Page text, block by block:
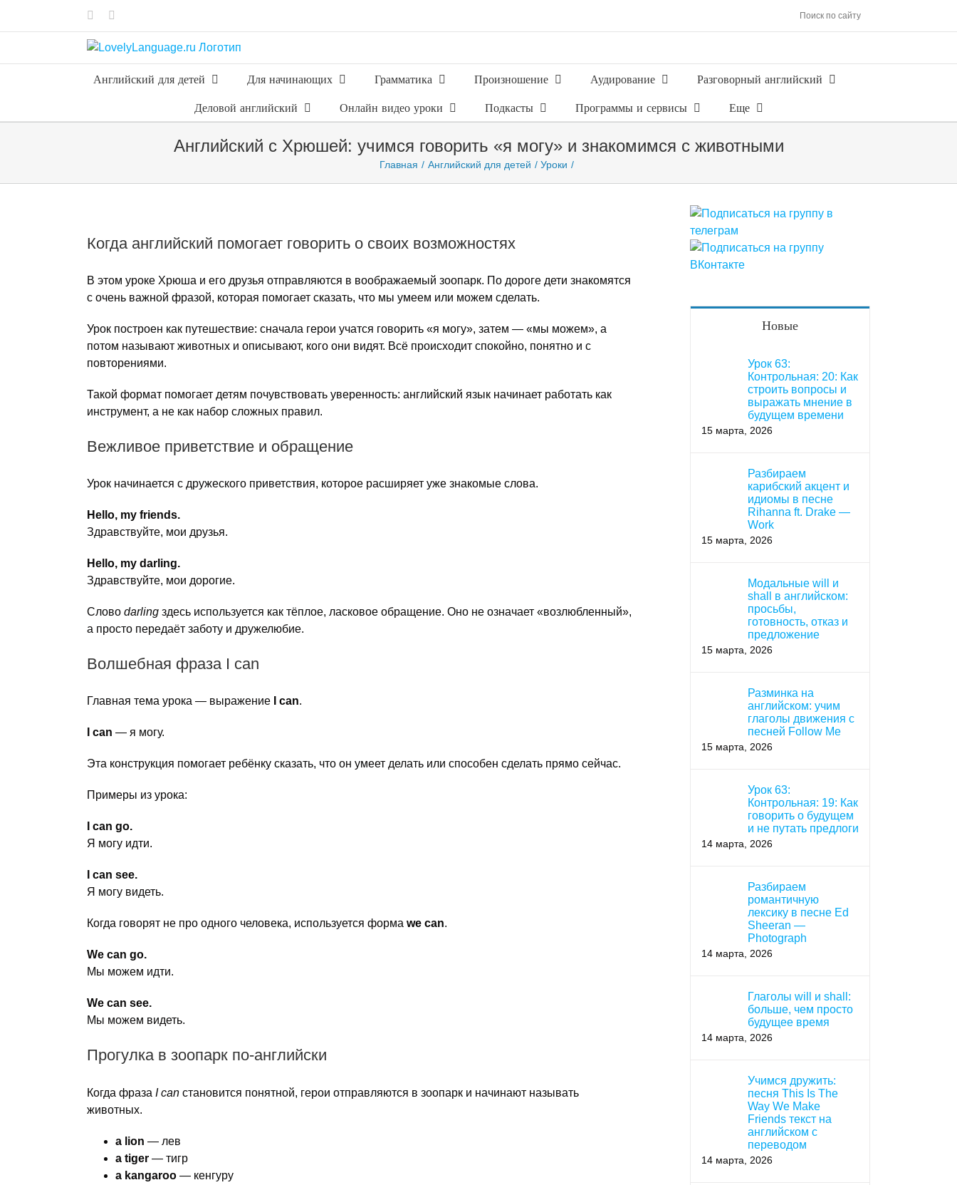
Поиск по сайту
Английский для детей Для начинающих Грамматика Произношение Аудирование Разговорный английский
Деловой английский Онлайн видео уроки Подкасты Программы и сервисы Еще
Английский с Хрюшей: учимся говорить «я могу» и знакомимся с животными
Главная Английский для детей Уроки
Когда английский помогает говорить о своих возможностях
В этом уроке Хрюша и его друзья отправляются в воображаемый зоопарк. По дороге дети знакомятся
с очень важной фразой, которая помогает сказать, что мы умеем или можем сделать.
Урок построен как путешествие: сначала герои учатся говорить «я могу», затем — «мы можем», а
потом называют животных и описывают, кого они видят. Всё происходит спокойно, понятно и с
повторениями.
Такой формат помогает детям почувствовать уверенность: английский язык начинает работать как
инструмент, а не как набор сложных правил.
Вежливое приветствие и обращение
Урок начинается с дружеского приветствия, которое расширяет уже знакомые слова.
Hello, my friends.
Здравствуйте, мои друзья.
Hello, my darling.
Здравствуйте, мои дорогие.
Слово darling здесь используется как тёплое, ласковое обращение. Оно не означает «возлюбленный»,
а просто передаёт заботу и дружелюбие.
Волшебная фраза I can
Главная тема урока — выражение I can.
I can — я могу.
Эта конструкция помогает ребёнку сказать, что он умеет делать или способен сделать прямо сейчас.
Примеры из урока:
I can go.
Я могу идти.
I can see.
Я могу видеть.
Когда говорят не про одного человека, используется форма we can.
We can go.
Мы можем идти.
We can see.
Мы можем видеть.
Прогулка в зоопарк по-английски
Когда фраза I can становится понятной, герои отправляются в зоопарк и начинают называть
животных.
a lion — лев
a tiger — тигр
a kangaroo — кенгуру
Новые
Урок 63:
Контрольная: 20: Как
строить вопросы и
выражать мнение в
будущем времени
15 марта, 2026
Разбираем
карибский акцент и
идиомы в песне
Rihanna ft. Drake —
Work
15 марта, 2026
Модальные will и
shall в английском:
просьбы,
готовность, отказ и
предложение
15 марта, 2026
Разминка на
английском: учим
глаголы движения с
песней Follow Me
15 марта, 2026
Урок 63:
Контрольная: 19: Как
говорить о будущем
и не путать предлоги
14 марта, 2026
Разбираем
романтичную
лексику в песне Ed
Sheeran —
Photograph
14 марта, 2026
Глаголы will и shall:
больше, чем просто
будущее время
14 марта, 2026
Учимся дружить:
песня This Is The
Way We Make
Friends текст на
английском с
переводом
14 марта, 2026